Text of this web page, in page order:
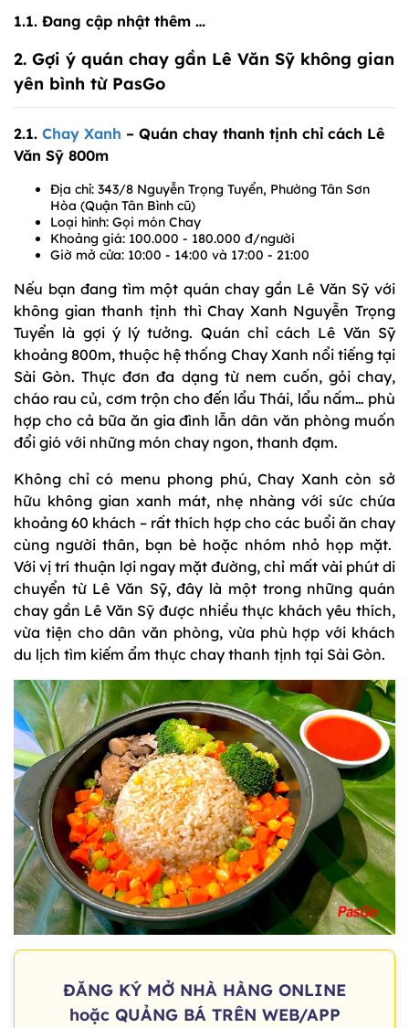
1.1. Đang cập nhật thêm …
2. Gợi ý quán chay gần Lê Văn Sỹ không gian
yên bình từ PasGo
2.1. Chay Xanh – Quán chay thanh tịnh chỉ cách Lê
Văn Sỹ 800m
Địa chỉ: 343/8 Nguyễn Trọng Tuyển, Phường Tân Sơn
Hòa (Quận Tân Bình cũ)
Loại hình: Gọi món Chay
Khoảng giá: 100.000 - 180.000 đ/người
Giờ mở cửa: 10:00 - 14:00 và 17:00 - 21:00
Nếu bạn đang tìm một quán chay gần Lê Văn Sỹ với
không gian thanh tịnh thì Chay Xanh Nguyễn Trọng
Tuyển là gợi ý lý tưởng. Quán chỉ cách Lê Văn Sỹ
khoảng 800m, thuộc hệ thống Chay Xanh nổi tiếng tại
Sài Gòn. Thực đơn đa dạng từ nem cuốn, gỏi chay,
cháo rau củ, cơm trộn cho đến lẩu Thái, lẩu nấm… phù
hợp cho cả bữa ăn gia đình lẫn dân văn phòng muốn
đổi gió với những món chay ngon, thanh đạm.
Không chỉ có menu phong phú, Chay Xanh còn sở
hữu không gian xanh mát, nhẹ nhàng với sức chứa
khoảng 60 khách – rất thích hợp cho các buổi ăn chay
cùng người thân, bạn bè hoặc nhóm nhỏ họp mặt.
Với vị trí thuận lợi ngay mặt đường, chỉ mất vài phút di
chuyển từ Lê Văn Sỹ, đây là một trong những quán
chay gần Lê Văn Sỹ được nhiều thực khách yêu thích,
vừa tiện cho dân văn phòng, vừa phù hợp với khách
du lịch tìm kiếm ẩm thực chay thanh tịnh tại Sài Gòn.
ĐĂNG KÝ MỞ NHÀ HÀNG ONLINE
hoặc QUẢNG BÁ TRÊN WEB/APP